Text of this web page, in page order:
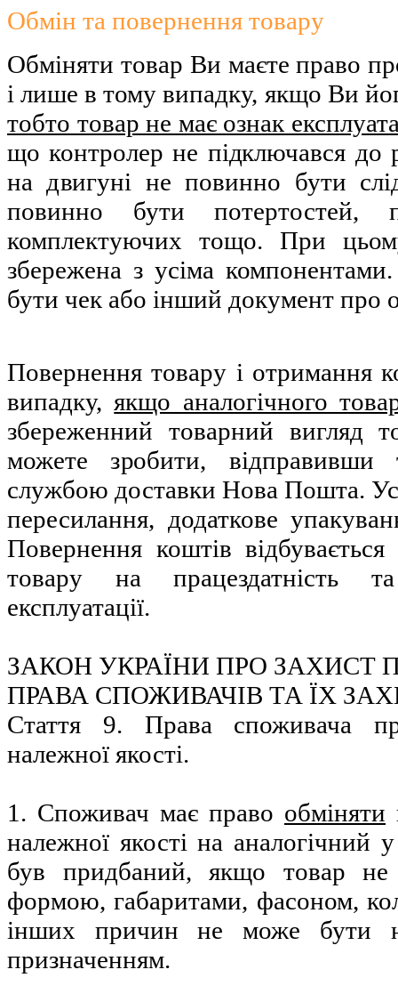
Обмін та повернення товару
Обміняти товар Ви маєте право
і лише в тому випадку, якщо Ви
тобто товар не має ознак
що контролер не підключався
на двигуні не повинно бути
повинно бути
комплектуючих тощо. При
збережена з усіма
бути чек або інший документ про
Повернення товару і отримання
випадку, якщо аналогічного
збереженний товарний вигляд
можете зробити,
службою доставки Нова Пошта.
пересилання, додаткове
Повернення коштів
товару на працездатність та
експлуатації.
ЗАКОН УКРАЇНИ ПРО ЗАХИСТ
ПРАВА СПОЖИВАЧІВ ТА ЇХ
Стаття 9. Права споживача
належної якості.
1. Споживач має право обміняти
належної якості на аналогічний
був придбаний, якщо товар не
формою, габаритами, фасоном,
інших причин не може бути
призначенням.